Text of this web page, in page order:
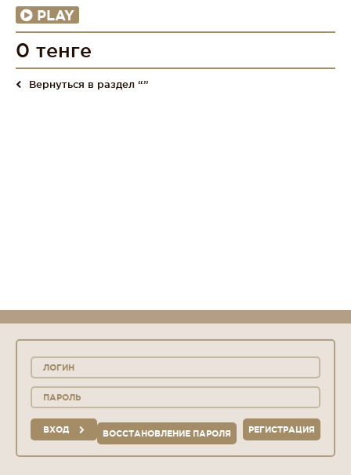
PLAY
0 тенге
Вернуться в раздел “”
ВХОД РЕГИСТРАЦИЯ
ВОССТАНОВЛЕНИЕ ПАРОЛЯ